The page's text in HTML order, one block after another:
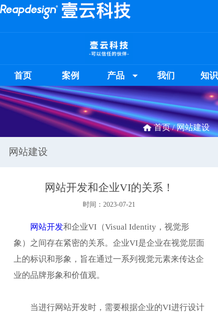
首页 案例 产品 我们 知
首页 /网站建设
网站建设
网站开发和企业VI的关系！
时间：2023-07-21
网站开发和企业VI（Visual Identity，视觉形
象）之间存在紧密的关系。企业VI是企业在视觉层面
上的标识和形象，旨在通过一系列视觉元素来传达企
业的品牌形象和价值观。
当进行网站开发时，需要根据企业的VI进行设计